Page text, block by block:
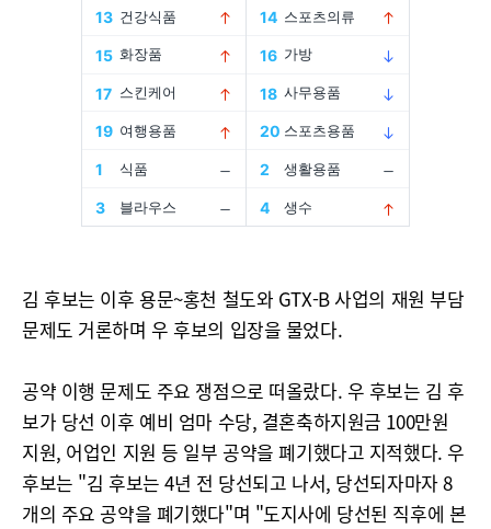
김 후보는 이후 용문~홍천 철도와 GTX-B 사업의 재원 부담
문제도 거론하며 우 후보의 입장을 물었다.
공약 이행 문제도 주요 쟁점으로 떠올랐다. 우 후보는 김 후
보가 당선 이후 예비 엄마 수당, 결혼축하지원금 100만원
지원, 어업인 지원 등 일부 공약을 폐기했다고 지적했다. 우
후보는 "김 후보는 4년 전 당선되고 나서, 당선되자마자 8
개의 주요 공약을 폐기했다"며 "도지사에 당선된 직후에 본